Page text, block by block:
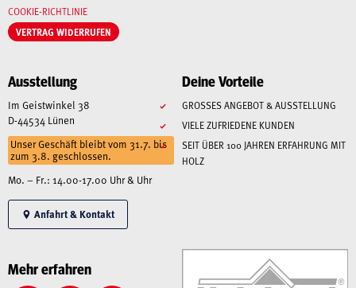
COOKIE-RICHTLINIE
VERTRAG WIDERRUFEN
Ausstellung
Im Geistwinkel 38
D-44534 Lünen
Unser Geschäft bleibt vom 31.7. bis
zum 3.8. geschlossen.
Mo. – Fr.: 14.00-17.00 Uhr & Uhr
Anfahrt & Kontakt
Deine Vorteile
GROSSES ANGEBOT & AUSSTELLUNG
VIELE ZUFRIEDENE KUNDEN
SEIT ÜBER 100 JAHREN ERFAHRUNG MIT
HOLZ
Mehr erfahren